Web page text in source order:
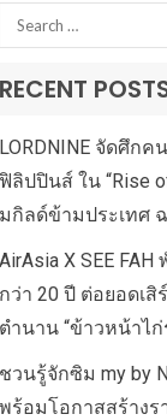
RECENT
LORDNINE จัดศึกค
ฟิลิปปินส์ ใน “Rise
มกิลด์ข้ามประเทศ ฉ
AirAsia X SEE
กว่า 20 ปี ต่อยอดเ
ตำนาน “ข้าวหน้าไ
ชวนรู้จักซิม my by
พร้อมโอกาสสร้างร